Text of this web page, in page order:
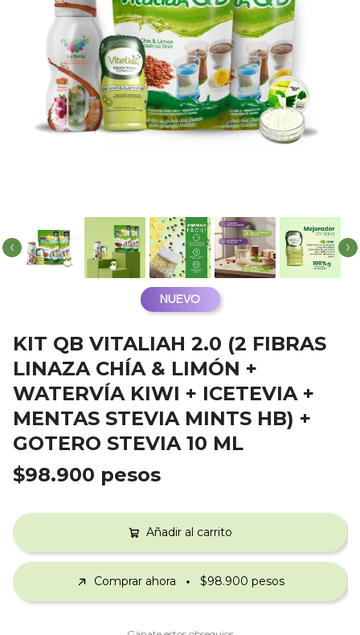
NUEVO
KIT QB VITALIAH 2.0 (2 FIBRAS
LINAZA CHÍA & LIMÓN +
WATERVÍA KIWI + ICETEVIA +
MENTAS STEVIA MINTS HB) +
GOTERO STEVIA 10 ML
$98.900 pesos
Añadir al carrito
Comprar ahora $98.900 pesos